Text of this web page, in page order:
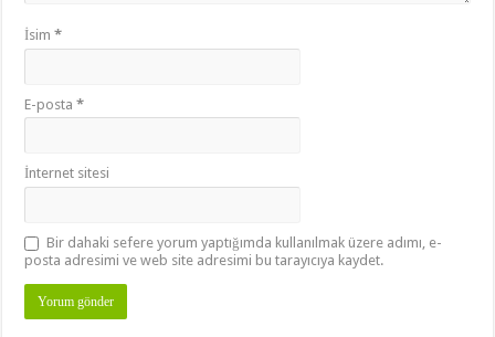
İsim*
E-posta*
İnternet sitesi
Bir dahaki sefere yorum yaptığımda kullanılmak üzere adımı, e-
posta adresimi ve web site adresimi bu tarayıcıya kaydet.